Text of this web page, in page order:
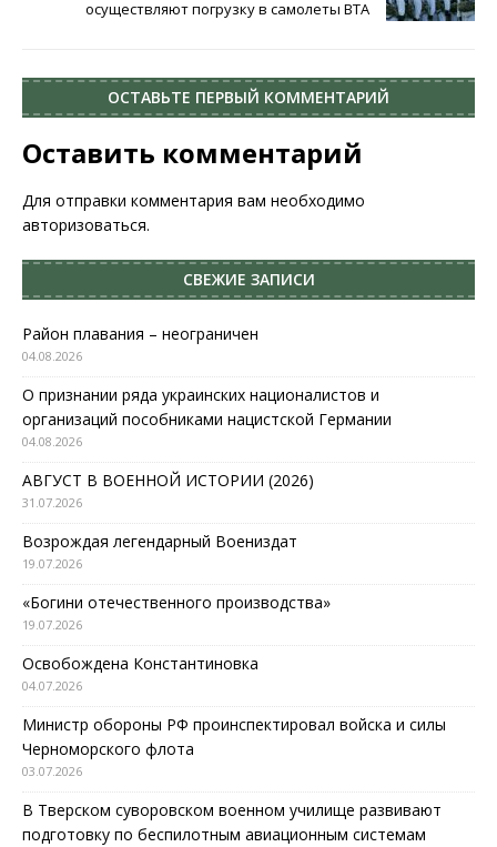
осуществляют погрузку в самолеты ВТА
ОСТАВЬТЕ ПЕРВЫЙ КОММЕНТАРИЙ
Оставить комментарий
Для отправки комментария вам необходимо
авторизоваться.
СВЕЖИЕ ЗАПИСИ
Район плавания – неограничен
04.08.2026
О признании ряда украинских националистов и
организаций пособниками нацистской Германии
04.08.2026
АВГУСТ В ВОЕННОЙ ИСТОРИИ (2026)
31.07.2026
Возрождая легендарный Воениздат
19.07.2026
«Богини отечественного производства»
19.07.2026
Освобождена Константиновка
04.07.2026
Министр обороны РФ проинспектировал войска и силы
Черноморского флота
03.07.2026
В Тверском суворовском военном училище развивают
подготовку по беспилотным авиационным системам